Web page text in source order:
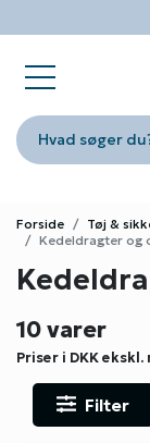
Hvad søger du?
Forside Tøj &
Kedeldragter og
10 varer
Priser i DKKekskl.
Filter